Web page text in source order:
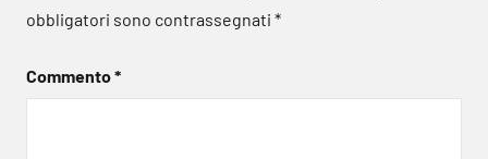
obbligatori sono contrassegnati *
Commento*